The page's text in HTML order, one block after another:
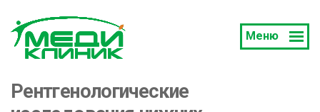
Меню
Рентгенологические